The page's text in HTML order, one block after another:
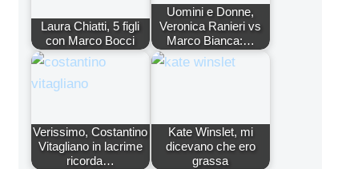
Laura Chiatti, 5 figli
con Marco Bocci
Uomini e Donne,
Veronica Ranieri vs
Marco Bianca:…
Verissimo, Costantino
Vitagliano in lacrime
ricorda…
Kate Winslet, mi
dicevano che ero
grassa